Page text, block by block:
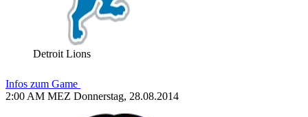
Detroit Lions
Infos zum Game
2:00 AM MEZ Donnerstag, 28.08.2014